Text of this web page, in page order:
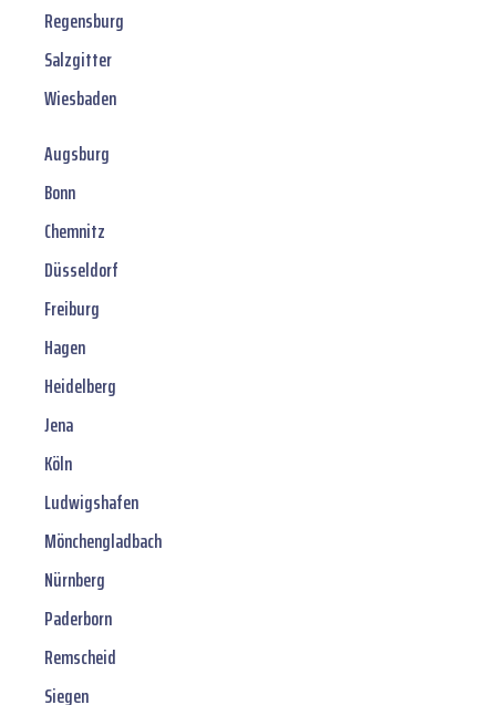
Regensburg
Salzgitter
Wiesbaden
Augsburg
Bonn
Chemnitz
Düsseldorf
Freiburg
Hagen
Heidelberg
Jena
Köln
Ludwigshafen
Mönchengladbach
Nürnberg
Paderborn
Remscheid
Siegen